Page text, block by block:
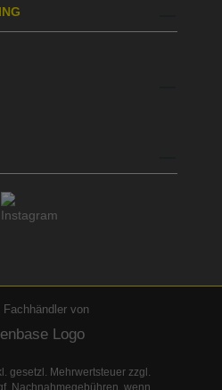
Fachhändler von
gesetzl. Mehrwertsteuer zzgl.
Nachnahmegebühren, wenn